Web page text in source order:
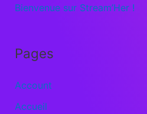
Bienvenue sur Stream’Her !
Pages
Account
Accueil